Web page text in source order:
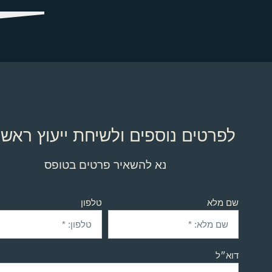
לפרטים נוספים ולשיחת ייעוץ
נא להשאיר פרטים בטופס
שם מלא טלפון
דוא״ל